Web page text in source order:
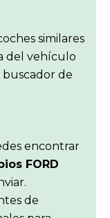
similares
del vehículo
de
encontrar
FORD
de